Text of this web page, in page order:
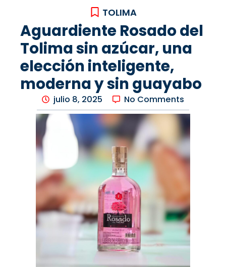
TOLIMA
Aguardiente Rosado del
Tolima sin azúcar, una
elección inteligente,
moderna y sin guayabo
julio 8, 2025 No Comments